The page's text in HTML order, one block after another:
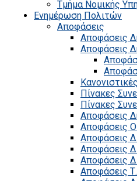
Τμήμα Νομικής
Ενημέρωση Πολιτών
Αποφάσεις
Αποφάσεις
Αποφάσεις
Πίνακες
Πίνακες
Αποφάσεις
Αποφάσεις
Αποφάσεις
Αποφάσεις
Αποφάσεις
Αποφάσεις